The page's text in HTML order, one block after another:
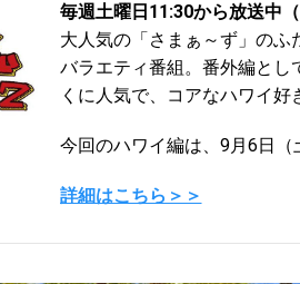
毎週土曜日11:30から放送中
大人気の「さまぁ～ず」のふ
バラエティ番組。番外編とし
くに人気で、コアなハワイ好
今回のハワイ編は、9月6日（
詳細はこちら＞＞